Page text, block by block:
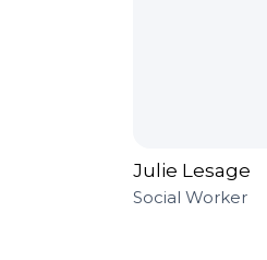
Julie Lesage
Social Worker